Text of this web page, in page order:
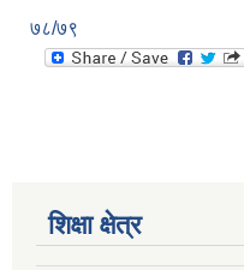
७८/७९
शिक्षा क्षेत्र